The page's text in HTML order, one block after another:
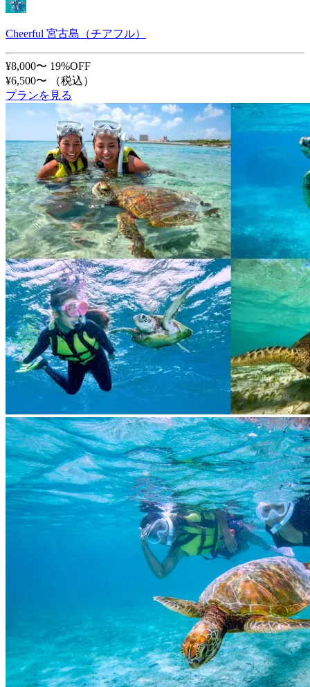
Cheerful 宮古島（チアフル）
¥8,000〜 19%OFF
¥6,500〜
（税込）
プランを見る